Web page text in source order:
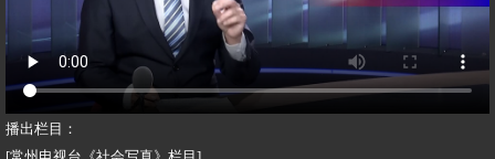
播出栏目：